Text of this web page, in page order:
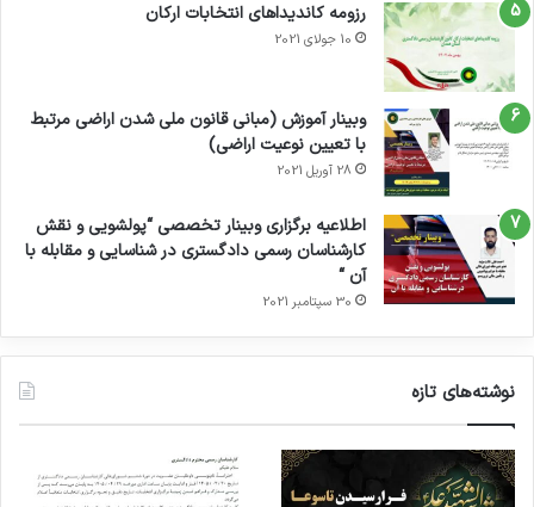
رزومه کاندیداهای انتخابات ارکان
10 جولای 2021
وبینار آموزش (مبانی قانون ملی شدن اراضی مرتبط
با تعیین نوعیت اراضی)
28 آوریل 2021
اطلاعیه برگزاری وبینار تخصصی “پولشویی و نقش
کارشناسان رسمی دادگستری در شناسایی و مقابله با
آن “
30 سپتامبر 2021
نوشته‌های تازه